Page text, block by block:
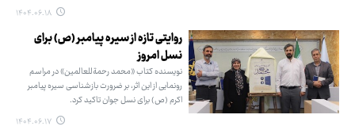
۱۴۰۴.۰۶.۱۸
روایتی تازه از سیره پیامبر (ص) برای
نسل امروز
نویسنده کتاب «محمد رحمة‌للعالمین» در مراسم
رونمایی از این اثر، بر ضرورت بازشناسی سیره پیامبر
اکرم (ص) برای نسل جوان تاکید کرد.
۱۴۰۴.۰۶.۱۷